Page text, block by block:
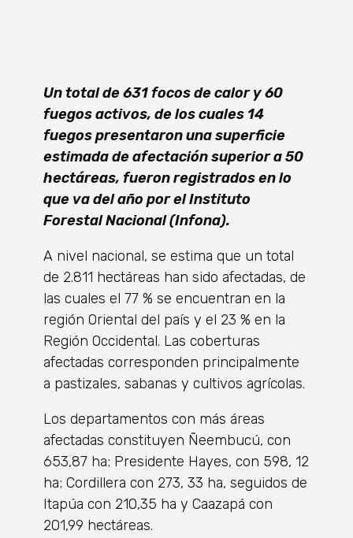
Un total de 631 focos de calor y 60
fuegos activos, de los cuales 14
fuegos presentaron una superficie
estimada de afectación superior a 50
hectáreas, fueron registrados en lo
que va del año por el Instituto
Forestal Nacional (Infona).
A nivel nacional, se estima que un total
de 2.811 hectáreas han sido afectadas, de
las cuales el 77 % se encuentran en la
región Oriental del país y el 23 % en la
Región Occidental. Las coberturas
afectadas corresponden principalmente
a pastizales, sabanas y cultivos agrícolas.
Los departamentos con más áreas
afectadas constituyen Ñeembucú, con
653,87 ha; Presidente Hayes, con 598, 12
ha; Cordillera con 273, 33 ha, seguidos de
Itapúa con 210,35 ha y Caazapá con
201,99 hectáreas.